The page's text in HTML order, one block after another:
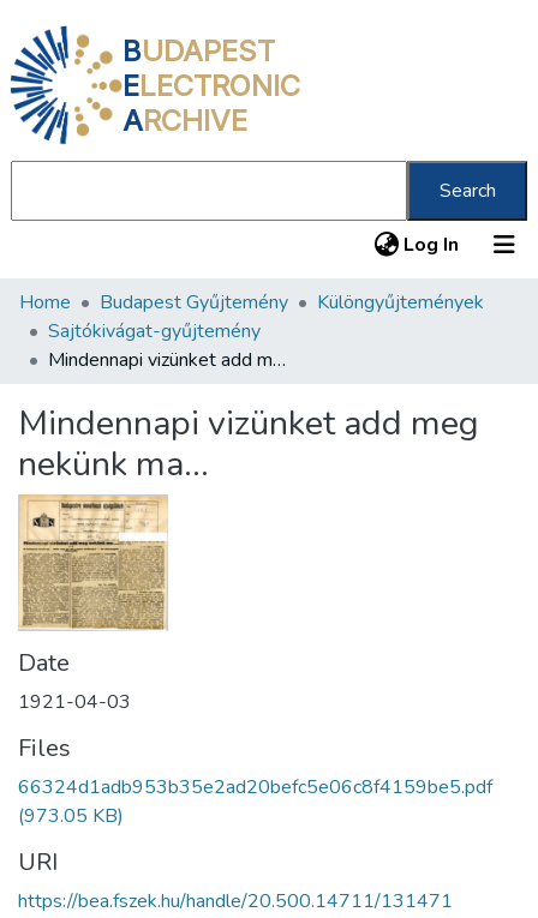
BUDAPEST
ELECTRONIC
ARCHIVE
Search
Log In (current)
Communities & Collections
All of DSpace
About us
Home Budapest Gyűjtemény
Különgyűjtemények
Sajtókivágat-gyűjtemény
Mindennapi vizünket add meg nekünk ma…
Mindennapi vizünket add meg
nekünk ma…
Date
1921-04-03
Files
66324d1adb953b35e2ad20befc5e06c8f4159be5.pdf
(973.05 KB)
URI
https://bea.fszek.hu/handle/20.500.14711/131471